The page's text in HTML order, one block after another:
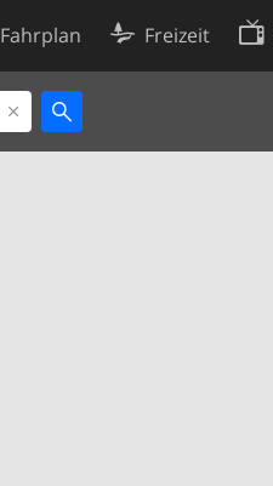
Fahrplan Freizeit
Cookie-Richtlinie
Cookie-Einstellungen